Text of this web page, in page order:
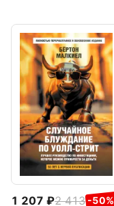
1 207 2 413 -50%